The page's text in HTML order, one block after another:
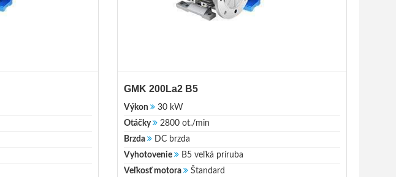
GMK 200La2 B5
Výkon
30 kW
Otáčky
2800 ot./min
Brzda
DC brzda
Vyhotovenie
B5 veľká príruba
Veľkosť motora
Štandard